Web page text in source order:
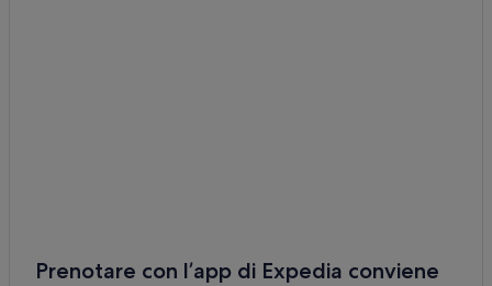
Piemonte: Hotel con palestra
Prenotare con l’app di Expedia conviene